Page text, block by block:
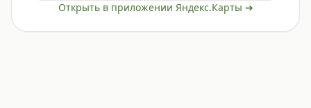
Открыть в приложении Яндекс.Карты ➔